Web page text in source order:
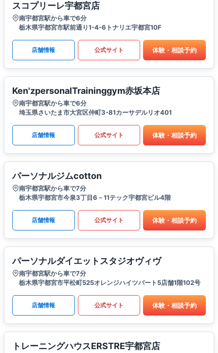
スコプリーレ宇都宮店
南宇都宮駅から車で6分
栃木県宇都宮市駅前通り1-4-6トナリエ宇都宮10F
店舗情報 公式サイト 体験・相談予約
Ken'zpersonalTraininggym赤坂本店
南宇都宮駅から車で6分
埼玉県さいたま市大宮区仲町3-81カーサデルリオ401
店舗情報 公式サイト 体験・相談予約
パーソナルジムcotton
南宇都宮駅から車で7分
栃木県宇都宮市今泉3丁目6－11テック宇都宮ビル4階
店舗情報 公式サイト 体験・相談予約
パーソナルダイエットスタジオヴィヴ
南宇都宮駅から車で7分
栃木県宇都宮市平松町525オレンジハイツパート5店舗1階102号
店舗情報 公式サイト 体験・相談予約
トレーニングハウスERSTRE宇都宮店